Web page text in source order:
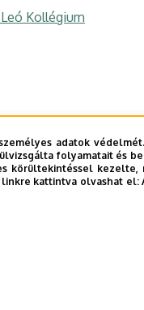
Kollégium
adatok
folyamatait és
körültekintéssel
linkre kattintva olvashat el: